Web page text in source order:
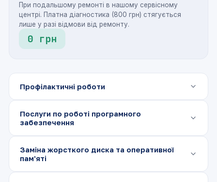
При подальшому ремонті в нашому сервісному
центрі. Платна діагностика (800 грн) стягується
лише у разі відмови від ремонту.
0 грн
Профілактичні роботи
Повна розбірка і збірка ноутбука
термопасти
Профілактика системи
Послуги по роботі програмного
забезпечення
Відновлення операційної системи з
резервної копії
грн
Налаштування, установка драйверів
від 500
Заміна жорсткого диска та оперативної
пам'яті